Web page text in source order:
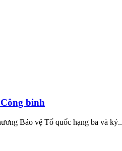
binh
Bảo vệ Tổ quốc hạng ba và kỷ..